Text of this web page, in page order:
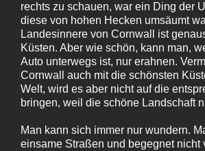
rechts zu schauen, war ein Ding der
diese von hohen Hecken umsäumt
Landesinnere von Cornwall ist
Küsten. Aber wie schön, kann man,
Auto unterwegs ist, nur erahnen.
Cornwall auch mit die schönsten
Welt, wird es aber nicht auf die
bringen, weil die schöne Landschaft
Man kann sich immer nur wundern.
einsame Straßen und begegnet nicht